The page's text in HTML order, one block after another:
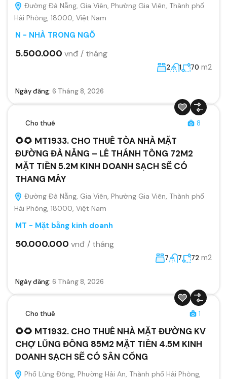
Đường Đà Nẵng, Gia Viên, Phường Gia Viên, Thành phố
Hải Phòng, 18000, Việt Nam
N - NHÀ TRONG NGÕ
5.500.000 vnđ / tháng
2 1 70 m2
Ngày đăng: 6 Tháng 8, 2026
Cho thuê 8
🌻🌻 MT1933. CHO THUÊ TÒA NHÀ MẶT
ĐƯỜNG ĐÀ NẴNG – LÊ THÁNH TÔNG 72M2
MẶT TIỀN 5.2M KINH DOANH SẠCH SẼ CÓ
THANG MÁY
Đường Đà Nẵng, Gia Viên, Phường Gia Viên, Thành phố
Hải Phòng, 18000, Việt Nam
MT - Mặt bằng kinh doanh
50.000.000 vnđ / tháng
7 7 72 m2
Ngày đăng: 6 Tháng 8, 2026
Cho thuê 1
🌻🌻 MT1932. CHO THUÊ NHÀ MẶT ĐƯỜNG KV
CHỢ LŨNG ĐÔNG 85M2 MẶT TIỀN 4.5M KINH
DOANH SẠCH SẼ CÓ SÂN CỔNG
Phố Lũng Đông, Phường Hải An, Thành phố Hải Phòng,